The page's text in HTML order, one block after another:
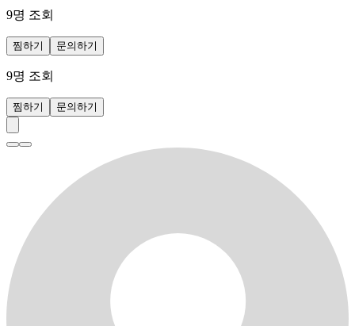
9명 조회
찜하기 문의하기
9명 조회
찜하기 문의하기